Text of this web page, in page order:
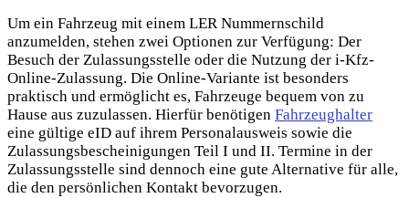
Um ein Fahrzeug mit einem LER Nummernschild
anzumelden, stehen zwei Optionen zur Verfügung: Der
Besuch der Zulassungsstelle oder die Nutzung der i-Kfz-
Online-Zulassung. Die Online-Variante ist besonders
praktisch und ermöglicht es, Fahrzeuge bequem von zu
Hause aus zuzulassen. Hierfür benötigen Fahrzeughalter
eine gültige eID auf ihrem Personalausweis sowie die
Zulassungsbescheinigungen Teil I und II. Termine in der
Zulassungsstelle sind dennoch eine gute Alternative für alle,
die den persönlichen Kontakt bevorzugen.